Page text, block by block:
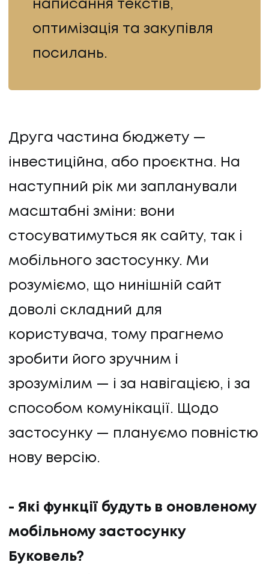
написання текстів,
оптимізація та закупівля
посилань.
Друга частина бюджету —
інвестиційна, або проєктна. На
наступний рік ми запланували
масштабні зміни: вони
стосуватимуться як сайту, так і
мобільного застосунку. Ми
розуміємо, що нинішній сайт
доволі складний для
користувача, тому прагнемо
зробити його зручним і
зрозумілим — і за навігацією, і за
способом комунікації. Щодо
застосунку — плануємо повністю
нову версію.
- Які функції будуть в оновленому
мобільному застосунку
Буковель?